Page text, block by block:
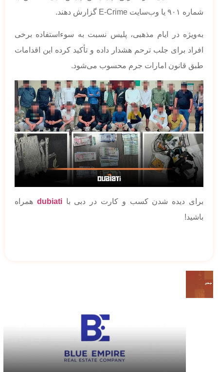
شماره ۹۰۱ یا وب‌سایت E-Crime گزارش دهند.
به‌ویژه در ایام مذهبی، پلیس نسبت به سوء‌استفاده برخی
افراد برای جلب ترحم هشدار داده و تأکید کرده این اقدامات
طبق قانون امارات جرم محسوب می‌شود.
برای دیده شدن کسب و کارت در دبی باdubiati همراه
باشید!